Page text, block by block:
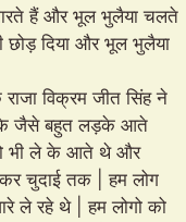
हैं और भूल भुलैया चलते
दिया और भूल भुलैया
विक्रम जीत सिंह ने
के जैसे बहुत लड़के आते
भी ले के आते थे और
चुदाई तक | हम लोग
ले रहे थे | हम लोगो को